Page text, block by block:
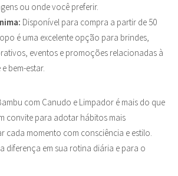
ou onde você preferir.
Disponível para compra a partir de 50
é uma excelente opção para brindes,
eventos e promoções relacionadas à
bem-estar.
com Canudo e Limpador é mais do que
convite para adotar hábitos mais
cada momento com consciência e estilo.
diferença em sua rotina diária e para o